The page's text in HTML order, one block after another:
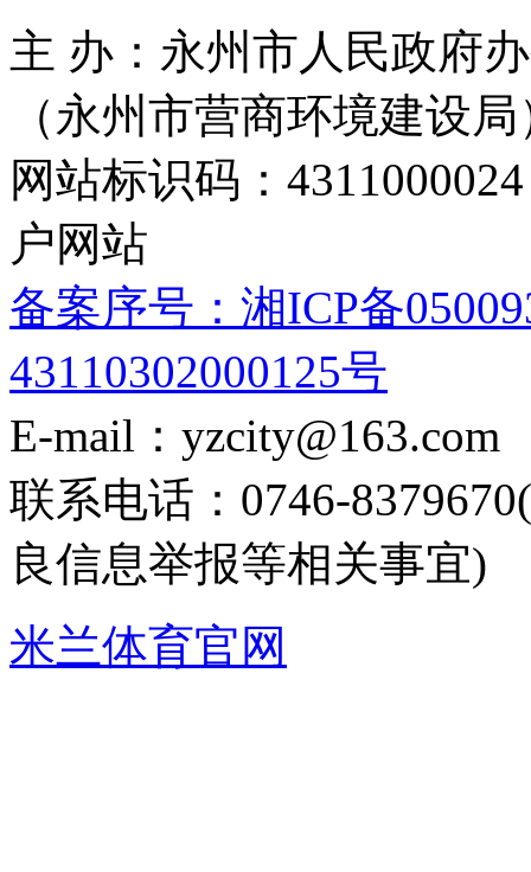
主 办：永州市人民政府
（永州市营商环境建设局
网站标识码：
户网站
备案序号：湘ICP备
43110302000125号
E-mail：yzcity@163.com
联系电话：0746-
良信息举报等相关事宜)
米兰体育官网